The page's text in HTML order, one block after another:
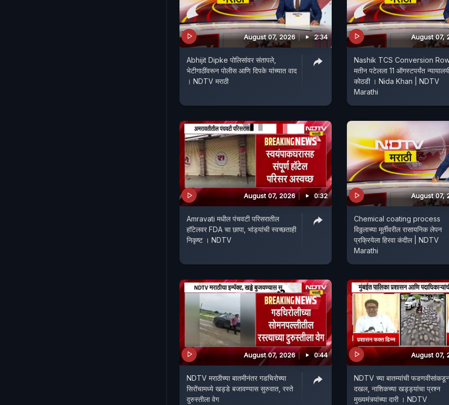
August 07, 2026 2:34
Abhijit Dipke पोलिसांवर संतापले,
भेटीगाठींवरून पोलीस आणि दिपके यांच्यात वाद
। NDTV मराठी
August 07,
Nashik TCS Conversion Row
मतीन पटेलला 11 ऑगस्टपर्यंत
कोठडी । Nida Khan | NDTV
Marathi
August 07, 2026 0:32
Amravati मधील पंचवटी परिसरातील
हॉटेलवर FDA चा छापा, भांड्यांची स्वच्छताही
निकृष्ट । NDTV
August 07,
Chemical coating process
विठ्ठलाच्या मूर्तीवरील रासायनिक लेपन
प्रक्रियेला हिरवा कंदील | NDTV
Marathi
August 07, 2026 0:44
NDTV मराठीच्या बातमीनंतर गडचिरोच्या
सिरोंचामध्ये खड्डे बजावण्यास सुरुवात, रस्ते
दुरुस्तीला वेग
August 07,
NDTV च्या बातम्यांची
दखल, नाशिकच्या खड्ड्यांचा प्रश्न
मुख्यमंत्र्यांच्या दारी । NDTV